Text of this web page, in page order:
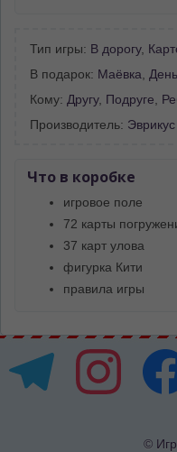
Тип игры: В дорогу,
В подарок: Маёвка
Кому: Другу, Подруге
Производитель: Эврикус
Что в коробке
игровое поле
72 карты
37 карт улова
фигурка Кити
правила игры
©